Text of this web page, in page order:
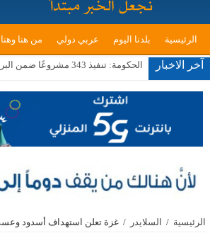
الرئيسية بلدنا اليوم عربي دولي من هنا
آخر الاخبار الأردن يدين اعتداء إيرانيا استهدف
الرئيسية / السلايدر / غزة تعلن استهداف أسدود وعسقلان